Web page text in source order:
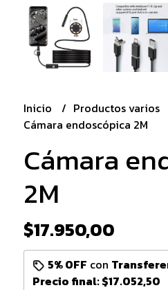
Inicio
Productos varios
Cámara endoscópica 2M
Cámara
2M
$17.950,00
5% OFF con
Precio final:$17.052,50